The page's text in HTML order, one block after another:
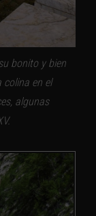
bonito y bien
colina en el
algunas